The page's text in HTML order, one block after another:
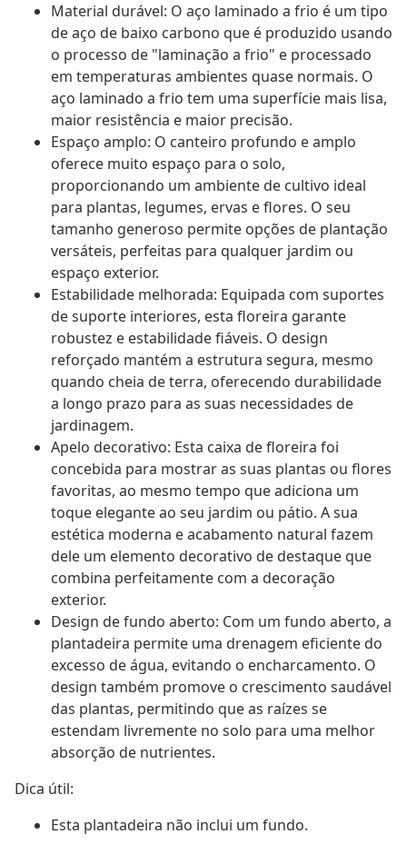
Material durável: O aço laminado a frio é um tipo
de aço de baixo carbono que é produzido usando
o processo de "laminação a frio" e processado
em temperaturas ambientes quase normais. O
aço laminado a frio tem uma superfície mais lisa,
maior resistência e maior precisão.
Espaço amplo: O canteiro profundo e amplo
oferece muito espaço para o solo,
proporcionando um ambiente de cultivo ideal
para plantas, legumes, ervas e flores. O seu
tamanho generoso permite opções de plantação
versáteis, perfeitas para qualquer jardim ou
espaço exterior.
Estabilidade melhorada: Equipada com suportes
de suporte interiores, esta floreira garante
robustez e estabilidade fiáveis. O design
reforçado mantém a estrutura segura, mesmo
quando cheia de terra, oferecendo durabilidade
a longo prazo para as suas necessidades de
jardinagem.
Apelo decorativo: Esta caixa de floreira foi
concebida para mostrar as suas plantas ou flores
favoritas, ao mesmo tempo que adiciona um
toque elegante ao seu jardim ou pátio. A sua
estética moderna e acabamento natural fazem
dele um elemento decorativo de destaque que
combina perfeitamente com a decoração
exterior.
Design de fundo aberto: Com um fundo aberto, a
plantadeira permite uma drenagem eficiente do
excesso de água, evitando o encharcamento. O
design também promove o crescimento saudável
das plantas, permitindo que as raízes se
estendam livremente no solo para uma melhor
absorção de nutrientes.
Dica útil:
Esta plantadeira não inclui um fundo.